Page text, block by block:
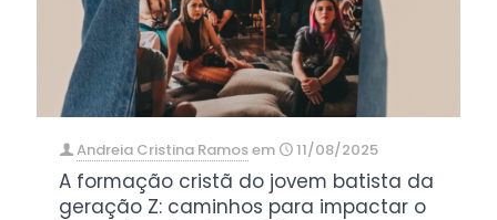
Andreia Cristina Ramosem 11/08/2025
A formação cristã do jovem batista da
geração Z: caminhos para impactar o